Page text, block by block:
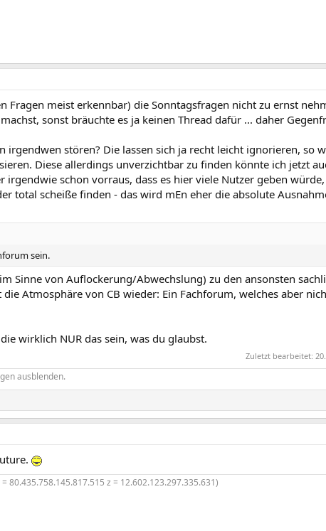
Fragen meist erkennbar) die Sonntagsfragen nicht zu ernst
sonst bräuchte es ja keinen Thread dafür ... daher
irgendwen stören? Die lassen sich ja recht leicht ignorieren, so
Diese allerdings unverzichtbar zu finden könnte ich jetzt
irgendwie schon vorraus, dass es hier viele Nutzer geben
total scheiße finden - das wird mEn eher die absolute
sein.
Sinne von Auflockerung/Abwechslung) zu den ansonsten
Atmosphäre von CB wieder: Ein Fachforum, welches aber
wirklich NUR das sein, was du glaubst.
Zuletzt bearbeitet:
ausblenden.
80.435.758.145.817.515 z = 12.602.123.297.335.631)